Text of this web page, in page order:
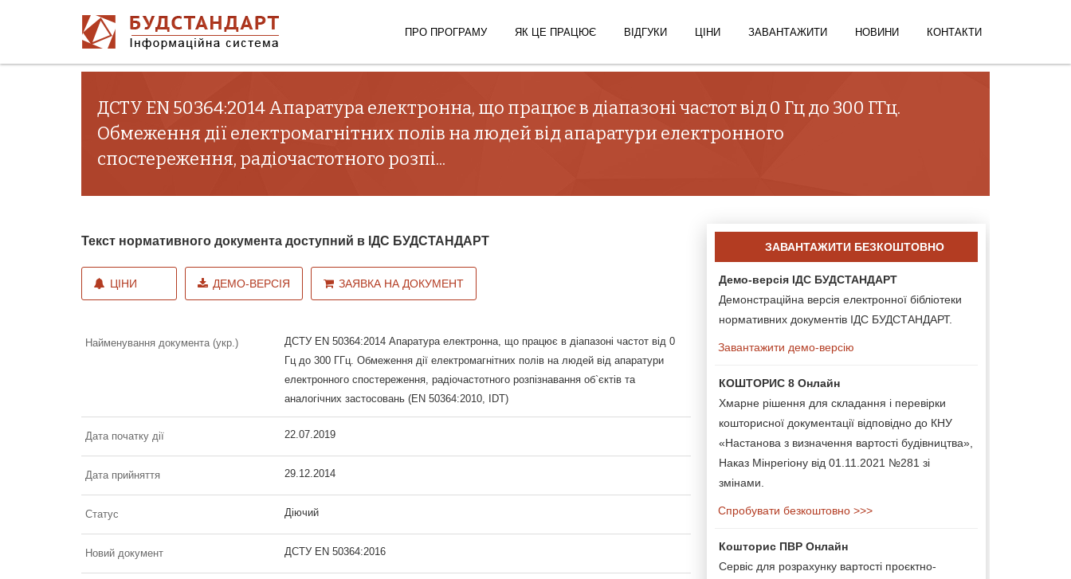
ПРО ПРОГРАМУ ЯК ЦЕ ПРАЦЮЄ ВІДГУКИ ЦІНИ ЗАВАНТАЖИТИ НОВИНИ КОНТАКТИ
ДСТУ EN 50364:2014 Апаратура електронна, що працює в діапазоні частот від 0 Гц до 300 ГГц.
Обмеження дії електромагнітних полів на людей від апаратури електронного
спостереження, радіочастотного розпі...
Текст нормативного документа доступний в ІДС БУДСТАНДАРТ
ЦІНИ ДЕМО-ВЕРСІЯ ЗАЯВКА НА ДОКУМЕНТ
Найменування документа (укр.)
ДСТУ EN 50364:2014 Апаратура електронна, що працює в діапазоні частот від 0
Гц до 300 ГГц. Обмеження дії електромагнітних полів на людей від апаратури
електронного спостереження, радіочастотного розпізнавання об`єктів та
аналогічних застосовань (EN 50364:2010, IDT)
Дата початку дії 22.07.2019
Дата прийняття 29.12.2014
Статус Діючий
Новий документ ДСТУ EN 50364:2016
ЗАВАНТАЖИТИ БЕЗКОШТОВНО
Демо-версія ІДС БУДСТАНДАРТ
Демонстраційна версія електронної бібліотеки
нормативних документів ІДС БУДСТАНДАРТ.
Завантажити демо-версію
КОШТОРИС 8 Онлайн
Хмарне рішення для складання і перевірки
кошторисної документації відповідно до КНУ
«Настанова з визначення вартості будівництва»,
Наказ Мінрегіону від 01.11.2021 №281 зі
змінами.
Спробувати безкоштовно >>>
Кошторис ПВР Онлайн
Сервіс для розрахунку вартості проєктно-